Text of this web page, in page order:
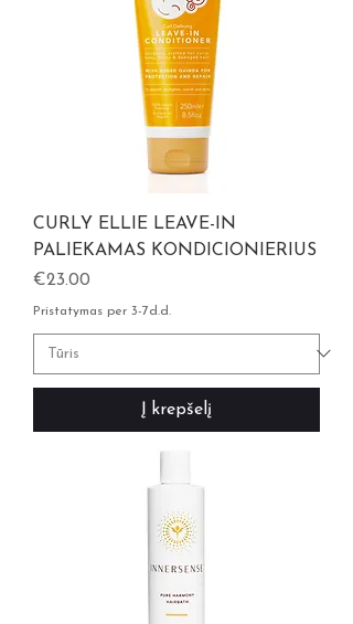
CURLY ELLIE LEAVE-IN
PALIEKAMAS KONDICIONIERIUS
Kaina
€23.00
Pristatymas per 3-7d.d.
Į krepšelį